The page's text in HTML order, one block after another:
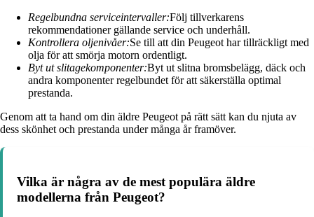
Regelbundna serviceintervaller:Följ tillverkarens
rekommendationer gällande service och underhåll.
Kontrollera oljenivåer:Se till att din Peugeot har tillräckligt med
olja för att smörja motorn ordentligt.
Byt ut slitagekomponenter:Byt ut slitna bromsbelägg, däck och
andra komponenter regelbundet för att säkerställa optimal
prestanda.
Genom att ta hand om din äldre Peugeot på rätt sätt kan du njuta av
dess skönhet och prestanda under många år framöver.
Vilka är några av de mest populära äldre
modellerna från Peugeot?